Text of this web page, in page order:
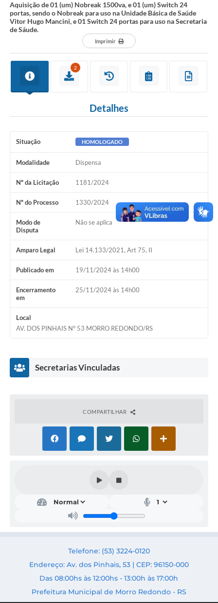
Serviços Online
Contato
Contas Públicas
Serviço de Inspeção Municipal - SIM
Contratos
Agenda
Acesso Rápido
Editais
Carta de Serviços
Galeria de Vídeos
Projetos
Links
R.H
Telefones Úteis
SIC
Aquisição de 01 (um) Nobreak 1500va, e 01 (um) Switch 24
portas, sendo o Nobreak para uso na Unidade Básica de Saúde
Vitor Hugo Mancini, e 01 Switch 24 portas para uso na Secretaria
de Sáude.
Imprimir
2
Detalhes
Situação HOMOLOGADO
Modalidade Dispensa
Nº da Licitação 1181/2024
Nº do Processo 1330/2024
Modo de
Disputa
Não se aplica
Amparo Legal Lei 14.133/2021, Art 75, II
Publicado em 19/11/2024 às 14h00
Encerramento
em
25/11/2024 às 14h00
Local
AV. DOS PINHAIS N° 53 MORRO REDONDO/RS
Secretarias Vinculadas
de e
a:
Augu
Wah
COMPARTILHAR
Telefone: (53) 3224-0120
Endereço: Av. dos Pinhais, 53 | CEP: 96150-000
Das 08:00hs às 12:00hs - 13:00h às 17:00h
Prefeitura Municipal de Morro Redondo - RS